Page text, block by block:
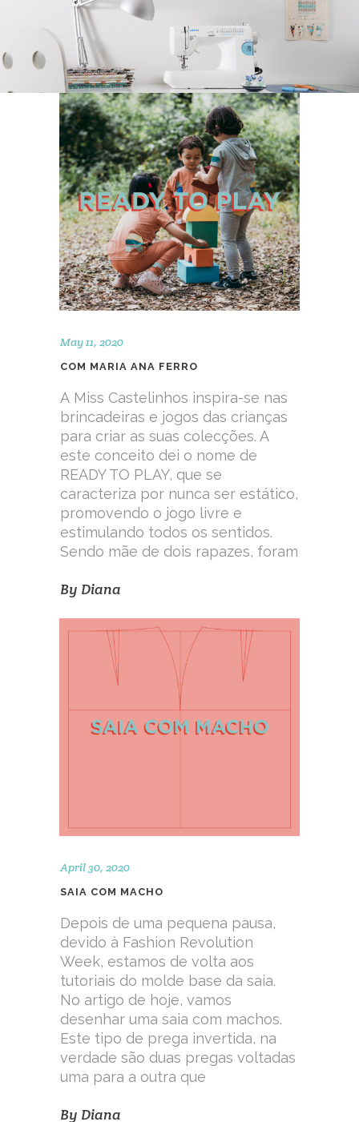
May 11, 2020
COM MARIA ANA FERRO
A Miss Castelinhos inspira-se nas
brincadeiras e jogos das crianças
para criar as suas colecções. A
este conceito dei o nome de
READY TO PLAY, que se
caracteriza por nunca ser estático,
promovendo o jogo livre e
estimulando todos os sentidos.
Sendo mãe de dois rapazes, foram
By Diana
April 30, 2020
SAIA COM MACHO
Depois de uma pequena pausa,
devido à Fashion Revolution
Week, estamos de volta aos
tutoriais do molde base da saia.
No artigo de hoje, vamos
desenhar uma saia com machos.
Este tipo de prega invertida, na
verdade são duas pregas voltadas
uma para a outra que
By Diana